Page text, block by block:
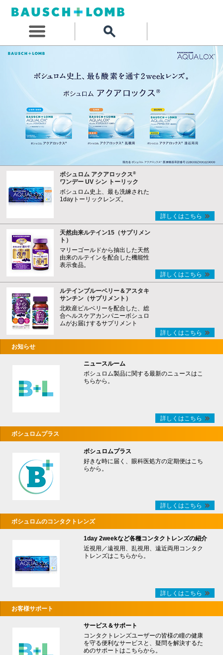
ボシュロム アクアロックス®
ワンデー UV シン トーリック
ボシュロム史上、最も洗練された
1dayトーリックレンズ。
詳しくはこちら
天然由来ルテイン15（サプリメン
ト）
マリーゴールドから抽出した天然
由来のルテインを配合した機能性
表示食品。
詳しくはこちら
ルテインブルーベリー＆アスタキ
サンチン（サプリメント）
北欧産ビルベリーを配合した、総
合ヘルスケアカンパニーボシュロ
ムがお届けするサプリメント
詳しくはこちら
お知らせ
ニュースルーム
ボシュロム製品に関する最新のニュースはこ
ちらから。
詳しくはこちら
ボシュロムプラス
ボシュロムプラス
好きな時に届く、眼科医処方の定期便はこち
らから。
詳しくはこちら
ボシュロムのコンタクトレンズ
1day 2weekなど各種コンタクトレンズの紹介
近視用／遠視用、乱視用、遠近両用コンタク
トレンズはこちらから。
詳しくはこちら
お客様サポート
サービス＆サポート
コンタクトレンズユーザーの皆様の瞳の健康
を守る便利なサービスと、疑問を解決するた
めのサポートはこちらから。